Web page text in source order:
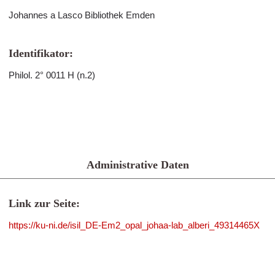
Johannes a Lasco Bibliothek Emden
Identifikator:
Philol. 2° 0011 H (n.2)
Administrative Daten
Link zur Seite:
https://ku-ni.de/isil_DE-Em2_opal_johaa-lab_alberi_49314465X